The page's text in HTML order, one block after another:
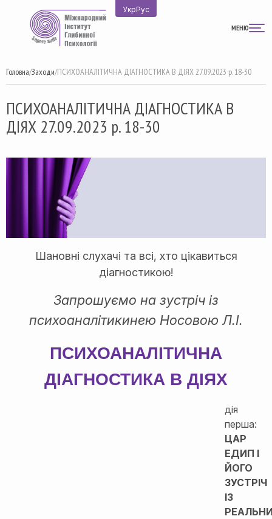
УкрРус
МЕНЮ
Головна/Заходи/ПСИХОАНАЛІТИЧНА ДІАГНОСТИКА В ДІЯХ 27.09.2023 р. 18-30
ПСИХОАНАЛІТИЧНА ДІАГНОСТИКА В
ДІЯХ 27.09.2023 р. 18-30
Шановні слухачі та всі, хто цікавиться
діагностикою!
Запрошуємо на зустріч із
психоаналітикинею Носовою Л.І.
ПСИХОАНАЛІТИЧНА
ДІАГНОСТИКА В ДІЯХ
дія
перша:
ЦАР
ЕДИП І
ЙОГО
ЗУСТРІЧ
ІЗ